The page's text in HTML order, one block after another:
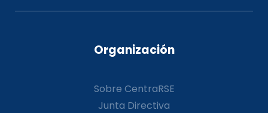
Organización
Sobre CentraRSE
Junta Directiva